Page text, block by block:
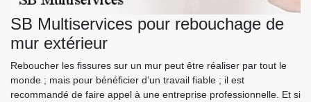
SB Multiservices pour rebouchage de
mur extérieur
Reboucher les fissures sur un mur peut être réaliser par tout le
monde ; mais pour bénéficier d’un travail fiable ; il est
recommandé de faire appel à une entreprise professionnelle. Et si